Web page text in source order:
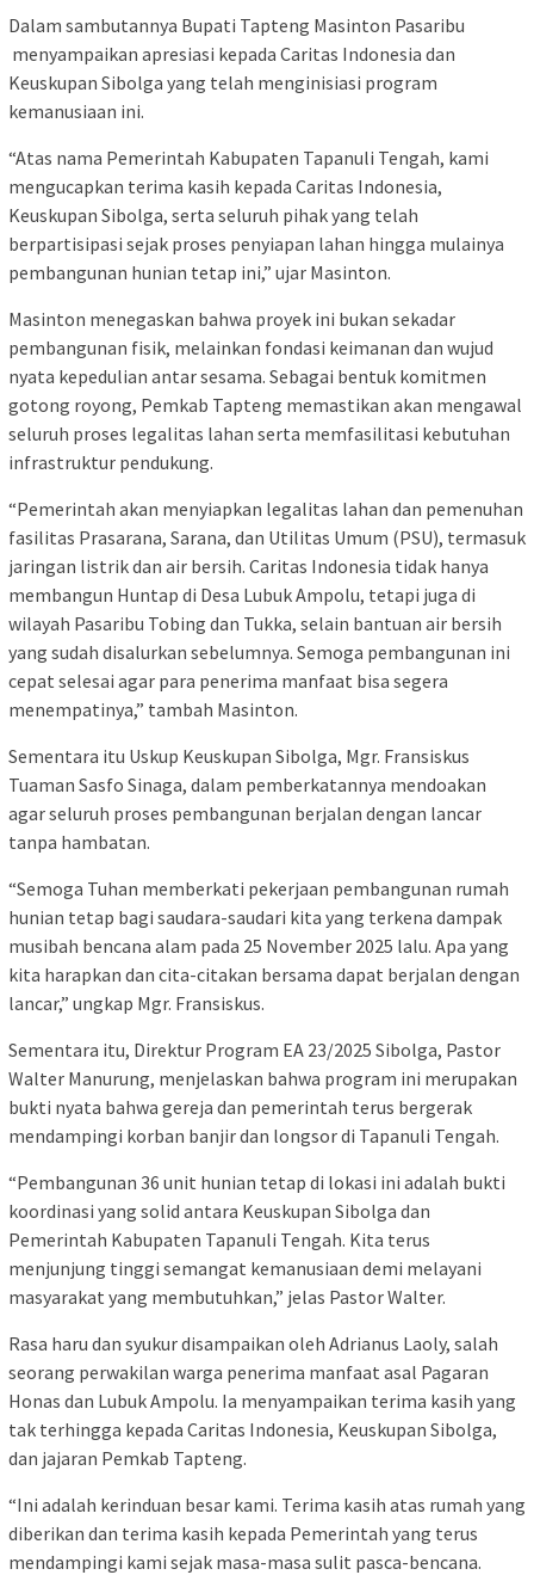
Dalam sambutannya Bupati Tapteng Masinton Pasaribu
menyampaikan apresiasi kepada Caritas Indonesia dan
Keuskupan Sibolga yang telah menginisiasi program
kemanusiaan ini.
“Atas nama Pemerintah Kabupaten Tapanuli Tengah, kami
mengucapkan terima kasih kepada Caritas Indonesia,
Keuskupan Sibolga, serta seluruh pihak yang telah
berpartisipasi sejak proses penyiapan lahan hingga mulainya
pembangunan hunian tetap ini,” ujar Masinton.
Masinton menegaskan bahwa proyek ini bukan sekadar
pembangunan fisik, melainkan fondasi keimanan dan wujud
nyata kepedulian antar sesama. Sebagai bentuk komitmen
gotong royong, Pemkab Tapteng memastikan akan mengawal
seluruh proses legalitas lahan serta memfasilitasi kebutuhan
infrastruktur pendukung.
“Pemerintah akan menyiapkan legalitas lahan dan pemenuhan
fasilitas Prasarana, Sarana, dan Utilitas Umum (PSU), termasuk
jaringan listrik dan air bersih. Caritas Indonesia tidak hanya
membangun Huntap di Desa Lubuk Ampolu, tetapi juga di
wilayah Pasaribu Tobing dan Tukka, selain bantuan air bersih
yang sudah disalurkan sebelumnya. Semoga pembangunan ini
cepat selesai agar para penerima manfaat bisa segera
menempatinya,” tambah Masinton.
Sementara itu Uskup Keuskupan Sibolga, Mgr. Fransiskus
Tuaman Sasfo Sinaga, dalam pemberkatannya mendoakan
agar seluruh proses pembangunan berjalan dengan lancar
tanpa hambatan.
“Semoga Tuhan memberkati pekerjaan pembangunan rumah
hunian tetap bagi saudara-saudari kita yang terkena dampak
musibah bencana alam pada 25 November 2025 lalu. Apa yang
kita harapkan dan cita-citakan bersama dapat berjalan dengan
lancar,” ungkap Mgr. Fransiskus.
Sementara itu, Direktur Program EA 23/2025 Sibolga, Pastor
Walter Manurung, menjelaskan bahwa program ini merupakan
bukti nyata bahwa gereja dan pemerintah terus bergerak
mendampingi korban banjir dan longsor di Tapanuli Tengah.
“Pembangunan 36 unit hunian tetap di lokasi ini adalah bukti
koordinasi yang solid antara Keuskupan Sibolga dan
Pemerintah Kabupaten Tapanuli Tengah. Kita terus
menjunjung tinggi semangat kemanusiaan demi melayani
masyarakat yang membutuhkan,” jelas Pastor Walter.
Rasa haru dan syukur disampaikan oleh Adrianus Laoly, salah
seorang perwakilan warga penerima manfaat asal Pagaran
Honas dan Lubuk Ampolu. Ia menyampaikan terima kasih yang
tak terhingga kepada Caritas Indonesia, Keuskupan Sibolga,
dan jajaran Pemkab Tapteng.
“Ini adalah kerinduan besar kami. Terima kasih atas rumah yang
diberikan dan terima kasih kepada Pemerintah yang terus
mendampingi kami sejak masa-masa sulit pasca-bencana.